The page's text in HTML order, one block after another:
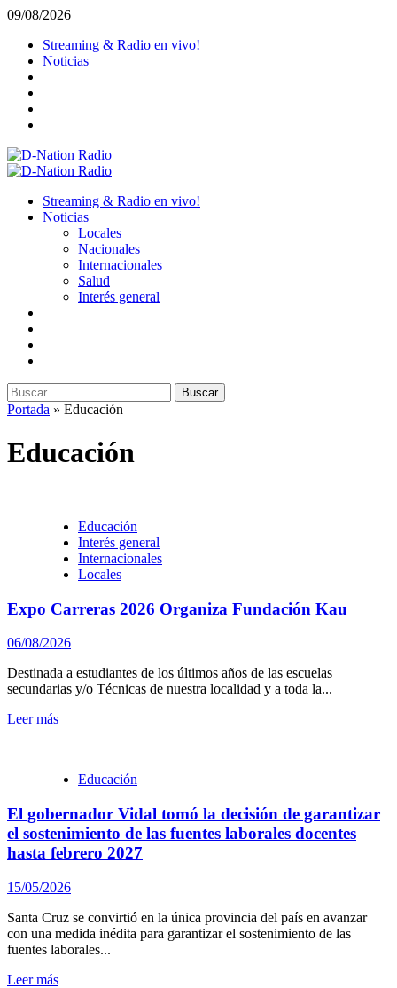
Saltar
contenido
09/08/2026
Streaming & Radio en vivo!
Noticias
Menú
Streaming & Radio en vivo!
Noticias
Locales
Nacionales
Internacionales
Salud
Interés general
Buscar:
Portada » Educación
Educación
Educación
Interés general
Internacionales
Locales
Expo Carreras 2026 Organiza Fundación Kau
06/08/2026
Destinada a estudiantes de los últimos años de las escuelas
secundarias y/o Técnicas de nuestra localidad y a toda la...
Leer más
Educación
El gobernador Vidal tomó la decisión de garantizar
el sostenimiento de las fuentes laborales docentes
hasta febrero 2027
15/05/2026
Santa Cruz se convirtió en la única provincia del país en avanzar
con una medida inédita para garantizar el sostenimiento de las
fuentes laborales...
Leer más